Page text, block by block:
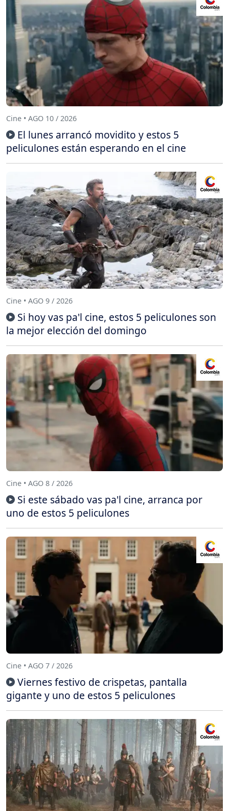
Cine • AGO 10 / 2026
El lunes arrancó movidito y estos 5
peliculones están esperando en el cine
Cine • AGO 9 / 2026
Si hoy vas pa'l cine, estos 5 peliculones son
la mejor elección del domingo
Cine • AGO 8 / 2026
Si este sábado vas pa'l cine, arranca por
uno de estos 5 peliculones
Cine • AGO 7 / 2026
Viernes festivo de crispetas, pantalla
gigante y uno de estos 5 peliculones